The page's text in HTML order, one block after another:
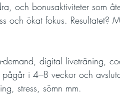
och bonusaktiviteter som
och ökat fokus. Resultatet?
digital liveträning,
i 4–8 veckor och
stress, sömn mm.